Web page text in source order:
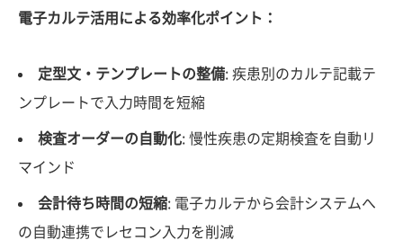
電子カルテ活用による効率化ポイント：
定型文・テンプレートの整備: 疾患別のカルテ記載テ
ンプレートで入力時間を短縮
検査オーダーの自動化: 慢性疾患の定期検査を自動リ
マインド
会計待ち時間の短縮: 電子カルテから会計システムへ
の自動連携でレセコン入力を削減